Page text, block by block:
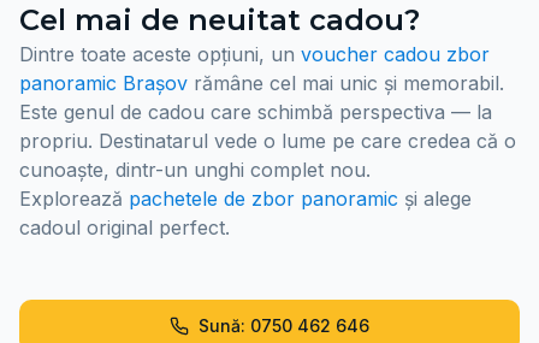
Cel mai de neuitat cadou?
Dintre toate aceste opțiuni, un voucher cadou zbor
panoramic Brașov rămâne cel mai unic și memorabil.
Este genul de cadou care schimbă perspectiva — la
propriu. Destinatarul vede o lume pe care credea că o
cunoaște, dintr-un unghi complet nou.
Explorează pachetele de zbor panoramic și alege
cadoul original perfect.
Sună: 0750 462 646